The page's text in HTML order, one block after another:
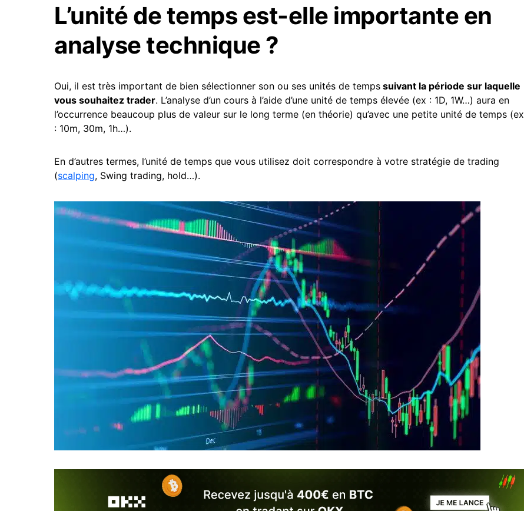
L’unité de temps est-elle importante en
analyse technique ?
Oui, il est très important de bien sélectionner son ou ses unités de temps suivant la période sur laquelle
vous souhaitez trader. L’analyse d’un cours à l’aide d’une unité de temps élevée (ex : 1D, 1W…) aura en
l’occurrence beaucoup plus de valeur sur le long terme (en théorie) qu’avec une petite unité de temps (ex
: 10m, 30m, 1h…).
En d’autres termes, l’unité de temps que vous utilisez doit correspondre à votre stratégie de trading
(scalping, Swing trading, hold…).